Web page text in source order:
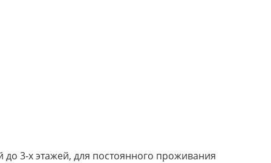
3-х этажей, для постоянного проживания